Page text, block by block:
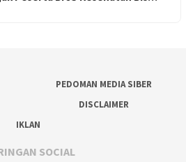
PEDOMAN MEDIA SIBER
DISCLAIMER
IKLAN
SOCIAL